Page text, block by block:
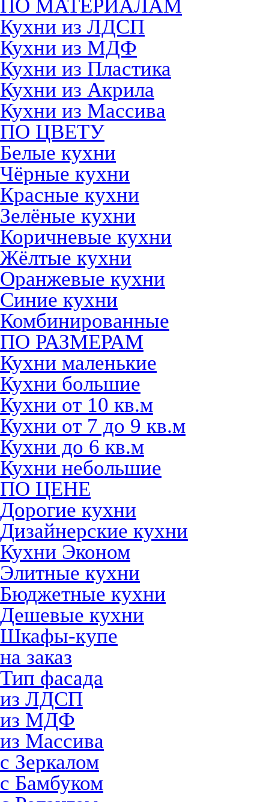
ПО МАТЕРИАЛАМ
Кухни из ЛДСП
Кухни из МДФ
Кухни из Пластика
Кухни из Акрила
Кухни из Массива
ПО ЦВЕТУ
Белые кухни
Чёрные кухни
Красные кухни
Зелёные кухни
Коричневые кухни
Жёлтые кухни
Оранжевые кухни
Синие кухни
Комбинированные
ПО РАЗМЕРАМ
Кухни маленькие
Кухни большие
Кухни от 10 кв.м
Кухни от 7 до 9 кв.м
Кухни до 6 кв.м
Кухни небольшие
ПО ЦЕНЕ
Дорогие кухни
Дизайнерские кухни
Кухни Эконом
Элитные кухни
Бюджетные кухни
Дешевые кухни
Шкафы-купе
на заказ
Тип фасада
из ЛДСП
из МДФ
из Массива
с Зеркалом
с Бамбуком